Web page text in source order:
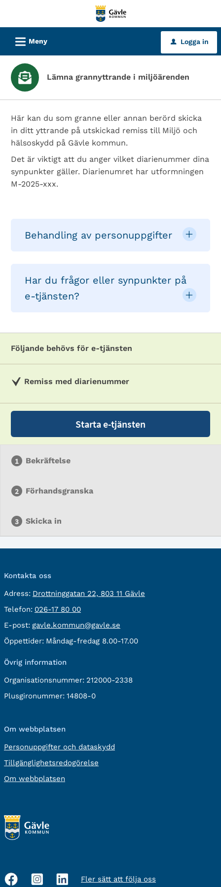
tjänster
Gävle
kommun
L Meny u Logga in
Lämna grannyttrande i miljöärenden
Här kan du som granne eller annan berörd skicka
in ditt yttrande på utskickad remiss till Miljö och
hälsoskydd på Gävle kommun.
Det är viktigt att du anger vilket diarienummer dina
synpunkter gäller. Diarienumret har utformningen
M-2025-xxx.
Behandling av personuppgifter
Har du frågor eller synpunkter på
e-tjänsten?
Följande behövs för e-tjänsten
Remiss med diarienummer
Starta e-tjänsten
Bekräftelse
Förhandsgranska
Skicka in
Kontakta oss
Adress: besöksadress:
Drottninggatan 22, 803 11 Gävle
Telefon: Telefon:
026-17 80 00
E-post: E-
post:
gavle.kommun@gavle.se
Öppettider: Måndag-fredag 8.00-17.00
Övrig information
Organisationsnummer: 212000-2338
Plusgironummer: 14808-0
Om webbplatsen
Personuppgifter och dataskydd
Tillgänglighetsredogörelse
Om webbplatsen
Sociala
Fler sätt att följa oss